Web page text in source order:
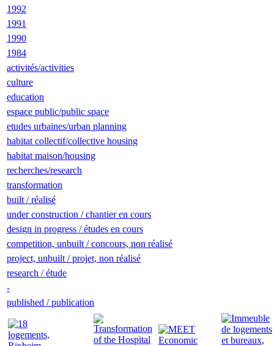
1992
1991
1990
1984
activités/activities
culture
education
espace public/public space
etudes urbaines/urban planning
habitat collectif/collective housing
habitat maison/housing
recherches/research
transformation
built / réalisé
under construction / chantier en cours
design in progress / études en cours
competition, unbuilt / concours, non réalisé
project, unbuilt / projet, non réalisé
research / étude
-
published / publication